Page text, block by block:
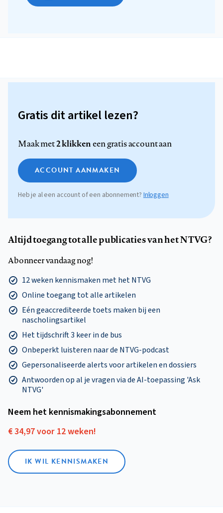
Gratis dit artikel lezen?
Maak met2 klikkeneen gratis account aan
ACCOUNT AANMAKEN
Heb je al een account of een abonnement? Inloggen
Altijd toegang tot alle publicaties van het NTVG?
Abonneer vandaag nog!
12 weken kennismaken met het NTVG
Online toegang tot alle artikelen
Eén geaccrediteerde toets maken bij een
nascholingsartikel
Het tijdschrift 3 keer in de bus
Onbeperkt luisteren naar de NTVG-podcast
Gepersonaliseerde alerts voor artikelen en dossiers
Antwoorden op al je vragen via de AI-toepassing 'Ask
NTVG'
Neem het kennismakings­abonnement
€ 34,97 voor 12 weken!
IK WIL KENNISMAKEN